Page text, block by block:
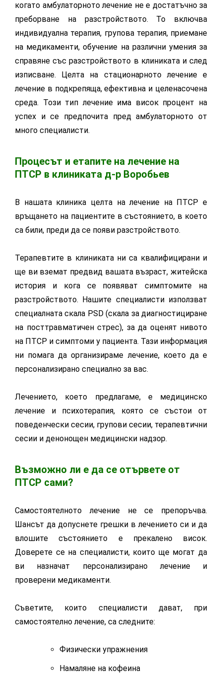
когато амбулаторното лечение не е достатъчно за
преборване на разстройството. То включва
индивидуална терапия, групова терапия, приемане
на медикаменти, обучение на различни умения за
справяне със разстройството в клиниката и след
изписване. Целта на стационарното лечение е
лечение в подкрепяща, ефективна и целенасочена
среда. Този тип лечение има висок процент на
успех и се предпочита пред амбулаторното от
много специалисти.
Процесът и етапите на лечение на
ПТСР в клиниката д-р Воробьев
В нашата клиника целта на лечение на ПТСР е
връщането на пациентите в състоянието, в което
са били, преди да се появи разстройството.
Терапевтите в клиниката ни са квалифицирани и
ще ви вземат предвид вашата възраст, житейска
история и кога се появяват симптомите на
разстройството. Нашите специалисти използват
специалната скала PSD (скала за диагностициране
на посттравматичен стрес), за да оценят нивото
на ПТСР и симптоми у пациента. Тази информация
ни помага да организираме лечение, което да е
персонализирано специално за вас.
Лечението, което предлагаме, е медицинско
лечение и психотерапия, която се състои от
поведенчески сесии, групови сесии, терапевтични
сесии и денонощен медицински надзор.
Възможно ли е да се отървете от
ПТСР сами?
Самостоятелното лечение не се препоръчва.
Шансът да допуснете грешки в лечението си и да
влошите състоянието е прекалено висок.
Доверете се на специалисти, които ще могат да
ви назначат персонализирано лечение и
проверени медикаменти.
Съветите, които специалисти дават, при
самостоятелно лечение, са следните:
Физически упражнения
Намаляне на кофеина